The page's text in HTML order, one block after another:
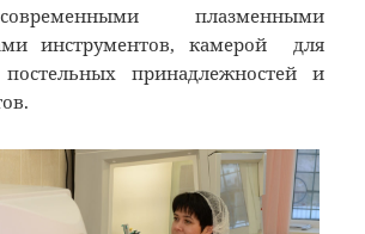
плазменными
инструментов, камерой для
принадлежностей и